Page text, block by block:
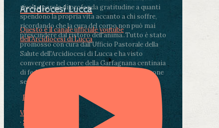
rivolto parole di profonda gratitudine a quanti
spendono la propria vita accanto a chi soffre,
ricordando che la cura del corpo non può mai
prescindere dal ristoro dell'anima..Tutto è stato
promosso con cura dall'Ufficio Pastorale della
Salute dell'Arcidiocesi di Lucca e ha visto
convergere nel cuore della Garfagnana centinaia
di fedeli, operatori sanitari, volontari e persone
segnate dalla malattia.
Photo
View on Facebook
· Share
Arcidiocesi Lucca
Questo è il canale ufficiale youtube
dell'Arcidiocesi di Lucca